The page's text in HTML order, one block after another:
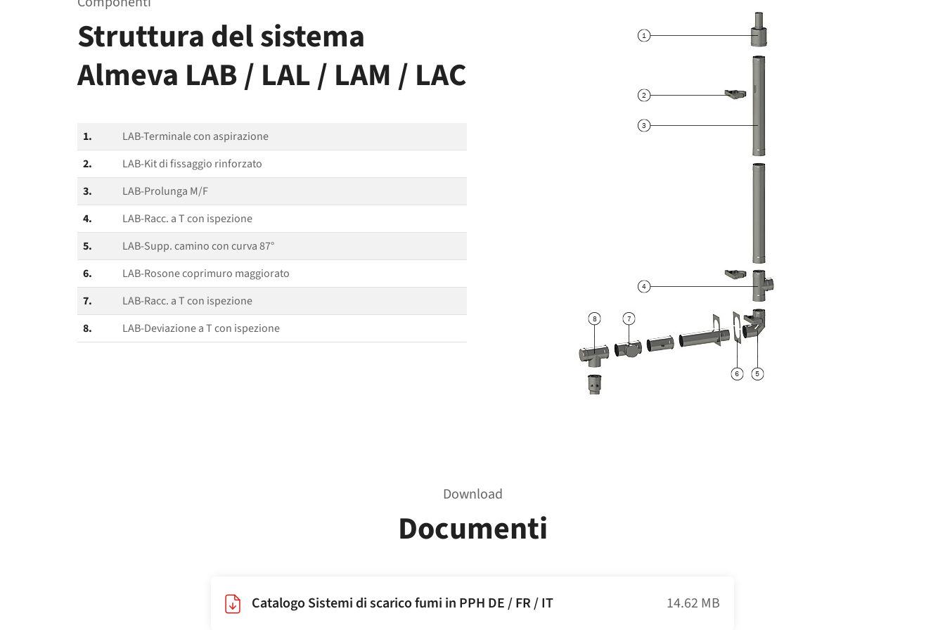
Struttura del sistema
Almeva LAB / LAL / LAM / LAC
1.
LAB-Terminale con aspirazione
2.
LAB-Kit di fissaggio rinforzato
3.
LAB-Prolunga M/F
4.
LAB-Racc. a T con ispezione
5.
LAB-Supp. camino con curva 87°
6.
LAB-Rosone coprimuro maggiorato
7.
LAB-Racc. a T con ispezione
8.
LAB-Deviazione a T con ispezione
Download
Documenti
Catalogo Sistemi di scarico fumi in PPH DE / FR / IT 14.62 MB